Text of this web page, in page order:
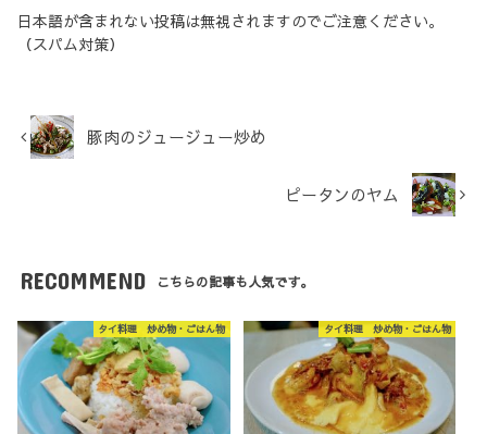
日本語が含まれない投稿は無視されますのでご注意ください。
（スパム対策）
豚肉のジュージュー炒め
ピータンのヤム
RECOMMEND こちらの記事も人気です。
タイ料理 炒め物・ごはん物 タイ料理 炒め物・ごはん物